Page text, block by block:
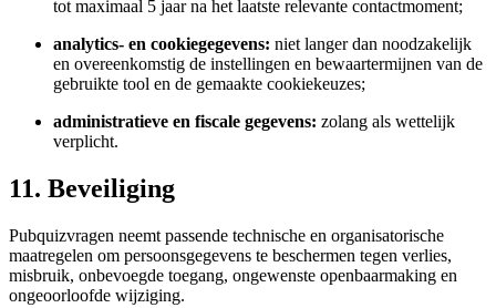
tot maximaal 5 jaar na het laatste relevante contactmoment;
analytics- en cookiegegevens: niet langer dan noodzakelijk
en overeenkomstig de instellingen en bewaartermijnen van de
gebruikte tool en de gemaakte cookiekeuzes;
administratieve en fiscale gegevens: zolang als wettelijk
verplicht.
11. Beveiliging
Pubquizvragen neemt passende technische en organisatorische
maatregelen om persoonsgegevens te beschermen tegen verlies,
misbruik, onbevoegde toegang, ongewenste openbaarmaking en
ongeoorloofde wijziging.